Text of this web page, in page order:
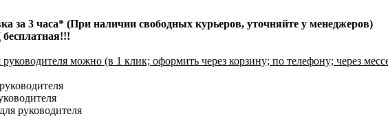
за 3 часа* (При наличии свободных курьеров, уточняйте у менеджеров)
можно (в 1 клик; оформить через корзину; по телефону; через
руководителя